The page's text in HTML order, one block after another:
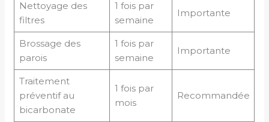
Nettoyage des
filtres
1 fois par
semaine
Importante
Brossage des
parois
1 fois par
semaine
Importante
Traitement
préventif au
bicarbonate
1 fois par
mois
Recommandée